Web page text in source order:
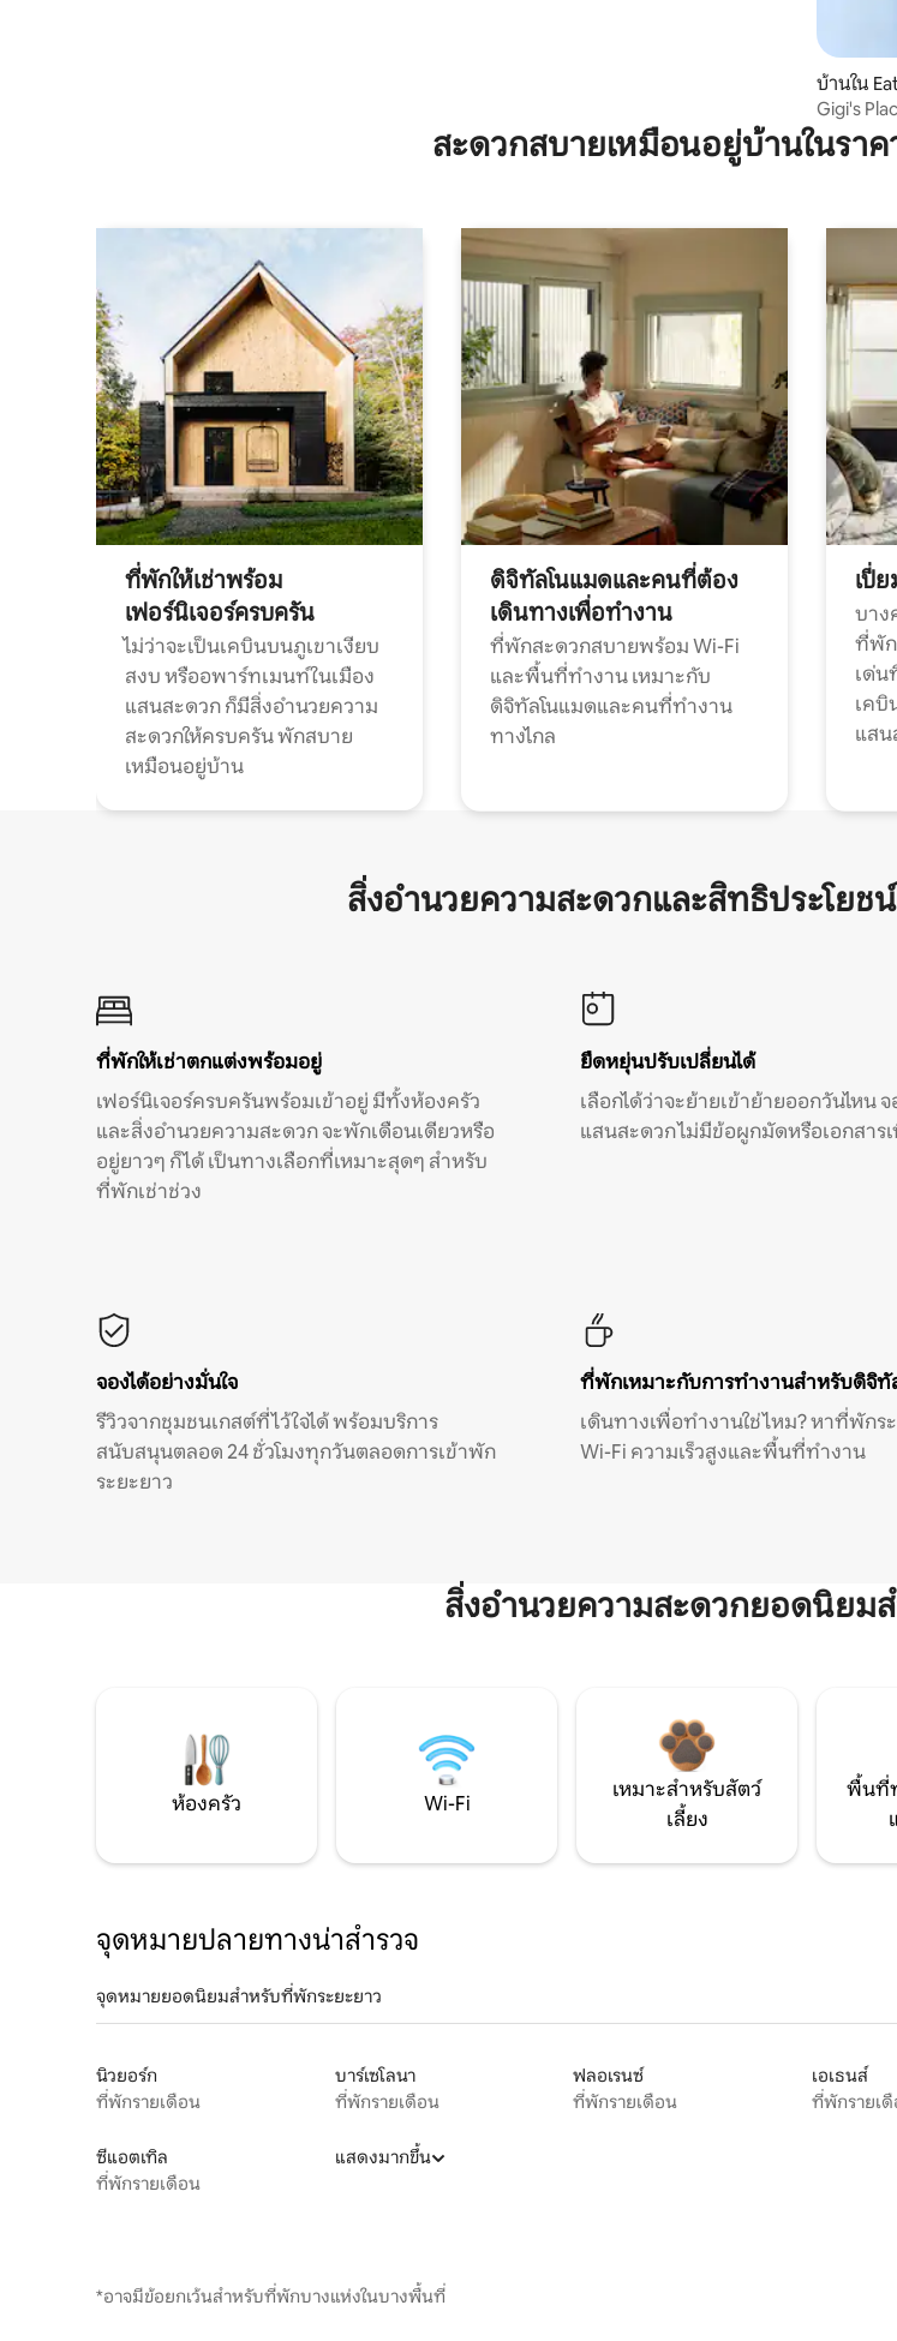
บ้านใน
Gigi's
สะดวกสบ
สะดวกสบายเหมือนอยู่บ้านในรา
ที่พักให้เช่าพร้อม
เฟอร์นิเจอร์ครบครัน
ไม่ว่าจะเป็นเคบินบนภูเขาเงียบ
สงบ หรืออพาร์ทเมนท์ในเมือง
แสนสะดวก ก็มีสิ่งอำนวยความ
สะดวกให้ครบครัน พักสบาย
เหมือนอยู่บ้าน
ดิจิทัลโนแมดและคนที่ต้อง
เดินทางเพื่อทำงาน
ที่พักสะดวกสบายพร้อม Wi-Fi
และพื้นที่ทำงาน เหมาะกับ
ดิจิทัลโนแมดและคนที่ทำงาน
ทางไกล
เปี่
บาง
ที่พัก
เด่น
เคบิ
แสน
สิ่งอำนวยความสะดวกและสิทธิประโยช
ที่พักให้เช่าตกแต่งพร้อมอยู่
เฟอร์นิเจอร์ครบครันพร้อมเข้าอยู่ มีทั้งห้องครัว
และสิ่งอำนวยความสะดวก จะพักเดือนเดียวหรือ
อยู่ยาวๆ ก็ได้ เป็นทางเลือกที่เหมาะสุดๆ สำหรับ
ที่พักเช่าช่วง
ยืดหยุ่นปรับเปลี่ยนได้
เลือกได้ว่าจะย้ายเข้าย้ายออกวันไหน
แสนสะดวก ไม่มีข้อผูกมัดหรือเอกสาร
จองได้อย่างมั่นใจ
รีวิวจากชุมชนเกสต์ที่ไว้ใจได้ พร้อมบริการ
สนับสนุนตลอด 24 ชั่วโมงทุกวันตลอดการเข้าพัก
ระยะยาว
ที่พักเหมาะกับการทำงานสำหรับดิจิทั
เดินทางเพื่อทำงานใช่ไหม? หาที่พักร
Wi-Fi ความเร็วสูงและพื้นที่ทำงาน
สิ่งอำนวยความสะดวกยอดนิยม
ห้องครัว Wi-Fi
เหมาะสำหรับสัตว์
เลี้ยง
พื้นที่
จุดหมายปลายทางน่าสำรวจ
จุดหมายยอดนิยมสำหรับที่พักระยะยาว
นิวยอร์ก
ที่พักรายเดือน
บาร์เซโลนา
ที่พักรายเดือน
ฟลอเรนซ์
ที่พักรายเดือน
เอเธนส์
ที่พักรายเ
ซีแอตเทิล
ที่พักรายเดือน
แสดงมากขึ้น
*อาจมีข้อยกเว้นสำหรับที่พักบางแห่งในบางพื้นที่